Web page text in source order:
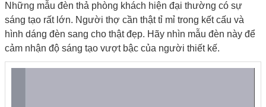
Những mẫu đèn thả phòng khách hiện đại thường có sự
sáng tạo rất lớn. Người thợ cần thật tỉ mỉ trong kết cấu và
hình dáng đèn sang cho thật đẹp. Hãy nhìn mẫu đèn này để
cảm nhận độ sáng tạo vượt bậc của người thiết kế.